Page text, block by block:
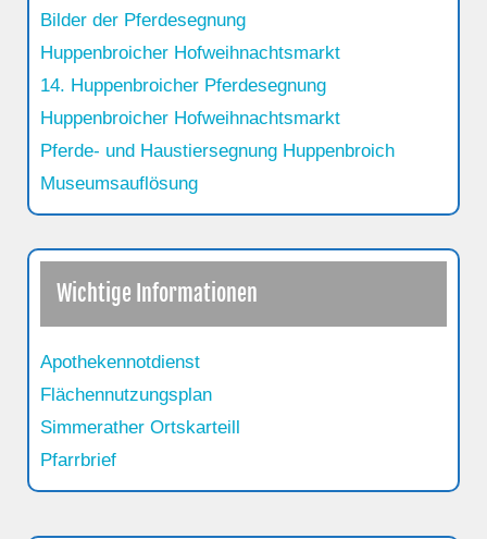
Bilder der Pferdesegnung
Huppenbroicher Hofweihnachtsmarkt
14. Huppenbroicher Pferdesegnung
Huppenbroicher Hofweihnachtsmarkt
Pferde- und Haustiersegnung Huppenbroich
Museumsauflösung
Wichtige Informationen
Apothekennotdienst
Flächennutzungsplan
Simmerather Ortskarteill
Pfarrbrief